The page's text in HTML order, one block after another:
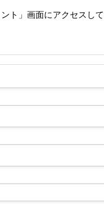
ト」画面にアクセスして